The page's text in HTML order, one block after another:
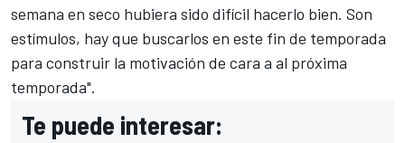
semana en seco hubiera sido difícil hacerlo bien. Son
estímulos, hay que buscarlos en este fin de temporada
para construir la motivación de cara a al próxima
temporada".
Te puede interesar: